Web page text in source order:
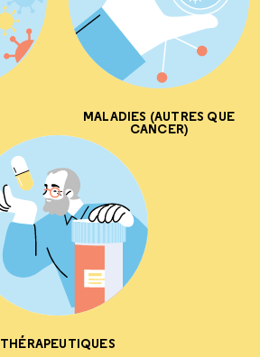
MALADIES (AUTRES QUE
CANCER)
THÉRAPEUTIQUES